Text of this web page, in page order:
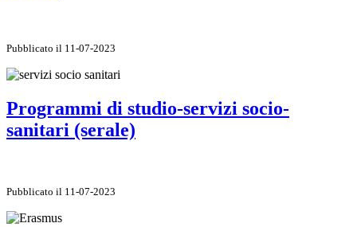
Pubblicato il 11-07-2023
Programmi di studio-servizi socio-
sanitari (serale)
Pubblicato il 11-07-2023